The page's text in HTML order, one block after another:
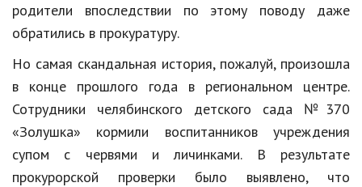
Строительство
Культура и общество
Мода и стиль
Бизнес
Хобби и развлечения
Финансы
родители впоследствии по этому поводу даже
обратились в прокуратуру.
Но самая скандальная история, пожалуй, произошла
в конце прошлого года в региональном центре.
Сотрудники челябинского детского сада №370
«Золушка» кормили воспитанников учреждения
супом с червями и личинками. В результате
прокурорской проверки было выявлено, что